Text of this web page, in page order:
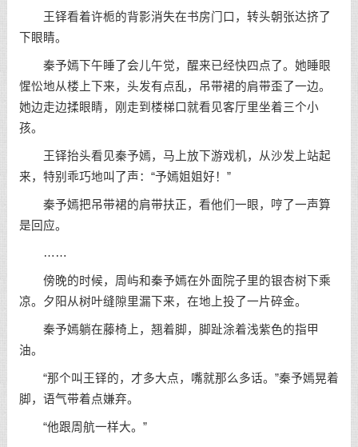
王铎看着许栀的背影消失在书房门口，转头朝张达挤了
下眼睛。
秦予嫣下午睡了会儿午觉，醒来已经快四点了。她睡眼
惺忪地从楼上下来，头发有点乱，吊带裙的肩带歪了一边。
她边走边揉眼睛，刚走到楼梯口就看见客厅里坐着三个小
孩。
王铎抬头看见秦予嫣，马上放下游戏机，从沙发上站起
来，特别乖巧地叫了声：“予嫣姐姐好！”
秦予嫣把吊带裙的肩带扶正，看他们一眼，哼了一声算
是回应。
……
傍晚的时候，周屿和秦予嫣在外面院子里的银杏树下乘
凉。夕阳从树叶缝隙里漏下来，在地上投了一片碎金。
秦予嫣躺在藤椅上，翘着脚，脚趾涂着浅紫色的指甲
油。
“那个叫王铎的，才多大点，嘴就那么多话。”秦予嫣晃着
脚，语气带着点嫌弃。
“他跟周航一样大。”